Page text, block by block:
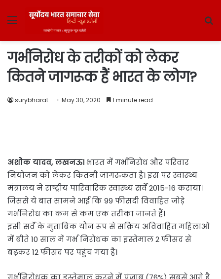
Menu
गर्भनिरोध के तरीकों को लेकर
कितने जागरूक हैं भारत के लोग?
surybharat May 30, 2020 1 minute read
अशाेेेक यादव, लखनऊ।भारत में गर्भनिरोध और परिवार
नियोजन को लेकर कितनी जागरुकता है। इस पर स्वास्थ्य
मंत्रालय ने राष्ट्रीय पारिवारिक स्वास्थ्य सर्वे 2015-16 कराया।
जिससे ये बात सामने आई कि 99 फीसदी विवाहित जोड़े
गर्भनिरोध का कम से कम एक तरीका जानते हैं।
इसी सर्वे के मुताबिक यौन रूप से सक्रिय अविवाहित महिलाओं
में बीते 10 साल में गर्भ निरोधक का इस्तेमाल 2 फीसद से
बढ़कर 12 फीसद पर पहुंच गया है।